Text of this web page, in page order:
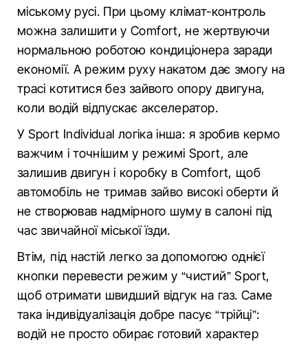
міському русі. При цьому клімат-контроль
можна залишити у Comfort, не жертвуючи
нормальною роботою кондиціонера заради
економії. А режим руху накатом дає змогу на
трасі котитися без зайвого опору двигуна,
коли водій відпускає акселератор.
У Sport Individual логіка інша: я зробив кермо
важчим і точнішим у режимі Sport, але
залишив двигун і коробку в Comfort, щоб
автомобіль не тримав зайво високі оберти й
не створював надмірного шуму в салоні під
час звичайної міської їзди.
Втім, під настій легко за допомогою однієї
кнопки перевести режим у “чистий” Sport,
щоб отримати швидший відгук на газ. Саме
така індивідуалізація добре пасує “трійці”:
водій не просто обирає готовий характер